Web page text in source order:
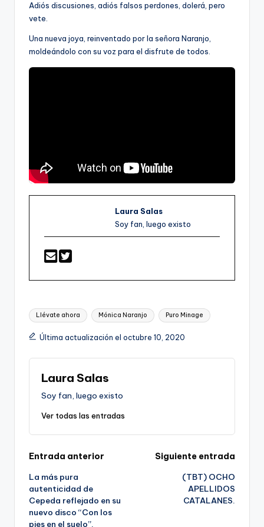
Adiós discusiones, adiós falsos perdones, dolerá, pero
vete.
Una nueva joya, reinventado por la señora Naranjo,
moldeándolo con su voz para el disfrute de todos.
Laura Salas
Soy fan, luego existo
Etiquetas:
Llévate ahora Mónica Naranjo Puro Minage
Última actualización el octubre 10, 2020
Laura Salas
Soy fan, luego existo
Ver todas las entradas
Navegación
de
entradas
Entrada anterior
La más pura
autenticidad de
Cepeda reflejado en su
nuevo disco “Con los
pies en el suelo”.
Siguiente entrada
(TBT) OCHO
APELLIDOS
CATALANES.